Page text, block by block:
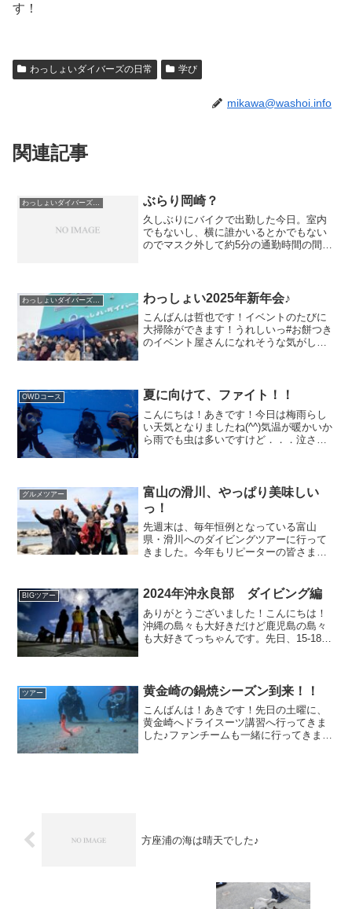
す！
わっしょいダイバーズの日常 学び
mikawa@washoi.info
関連記事
わっしょいダイバーズの日常 ぶらり岡崎？
久しぶりにバイクで出勤した今日。室内
でもないし、横に誰かいるとかでもない
のでマスク外して約5分の通勤時間の間に
してます。さて～。私が...
わっしょい2025年新年会♪
こんばんは哲也です！イベントのたびに
大掃除ができます！うれしいっ#お餅つき
のイベント屋さんになれそうな気がしま
の方も毎月顔合わさせ...
OWDコース 夏に向けて、ファイト！！
こんにちは！あきです！今日は梅雨らし
い天気となりましたね(^^)気温が暖かいか
ら雨でも虫は多いですけど．．．泣さ
が担当させて頂...
グルメツアー
富山の滑川、やっぱり美味しい
っ！
先週末は、毎年恒例となっている富山
県・滑川へのダイビングツアーに行って
きました。今年もリピーターの皆さまに
はナイトダイビング…のはずが？土曜日
のお昼すぎに岡崎を出て、天...
BIGツアー 2024年沖永良部 ダイビング編
ありがとうございました！こんにちは！
沖縄の島々も大好きだけど鹿児島の島々
も大好きてっちゃんです。先日、15-18日
く、那覇にできたチ...
ツアー 黄金崎の鍋焼シーズン到来！！
こんばんは！あきです！先日の土曜に、
黄金崎へドライスーツ講習へ行ってきま
した♪ファンチームも一緒に行ってきまし
方座浦の海は晴天でした♪